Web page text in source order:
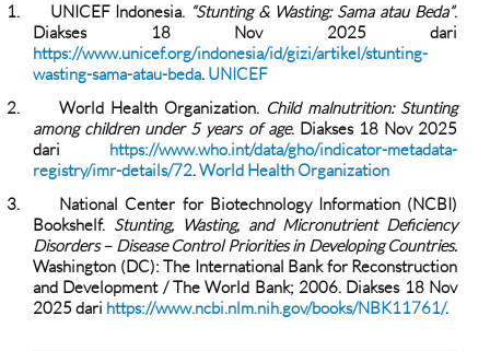
1.
UNICEF Indonesia. “Stunting & Wasting: Sama atau Beda”.
Diakses 18 Nov 2025 dari
https://www.unicef.org/indonesia/id/gizi/artikel/stunting-
wasting-sama-atau-beda. UNICEF
2.
World Health Organization. Child malnutrition: Stunting
among children under 5 years of age. Diakses 18 Nov 2025
dari https://www.who.int/data/gho/indicator-metadata-
registry/imr-details/72.World Health Organization
3.
National Center for Biotechnology Information (NCBI)
Bookshelf. Stunting, Wasting, and Micronutrient Deficiency
Disorders – Disease Control Priorities in Developing Countries.
Washington (DC): The International Bank for Reconstruction
and Development / The World Bank; 2006. Diakses 18 Nov
2025 dari https://www.ncbi.nlm.nih.gov/books/NBK11761/.